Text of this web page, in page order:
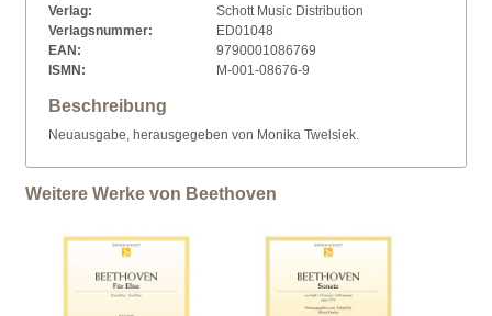
Verlag:
Schott Music Distribution
Verlagsnummer:
ED01048
EAN:
9790001086769
ISMN:
M-001-08676-9
Beschreibung
Neuausgabe, herausgegeben von Monika Twelsiek.
Weitere Werke von Beethoven